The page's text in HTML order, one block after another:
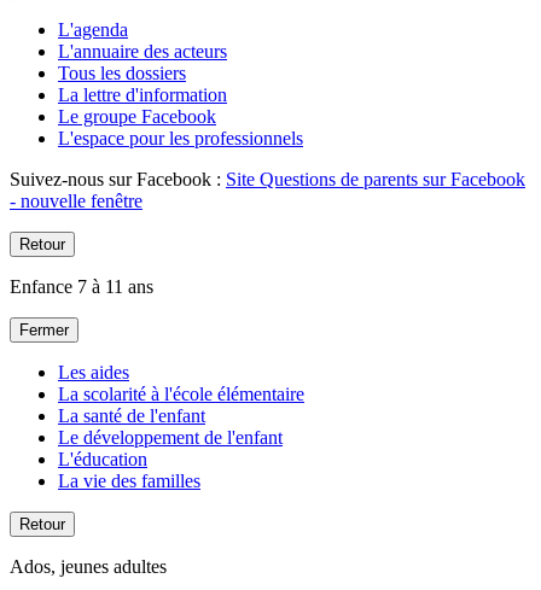
L'agenda
L'annuaire des acteurs
Tous les dossiers
La lettre d'information
Le groupe Facebook
L'espace pour les professionnels
Suivez-nous sur Facebook : Site Questions de parents sur Facebook
- nouvelle fenêtre
Retour
Enfance 7 à 11 ans
Fermer
Les aides
La scolarité à l'école élémentaire
La santé de l'enfant
Le développement de l'enfant
L'éducation
La vie des familles
Retour
Ados, jeunes adultes